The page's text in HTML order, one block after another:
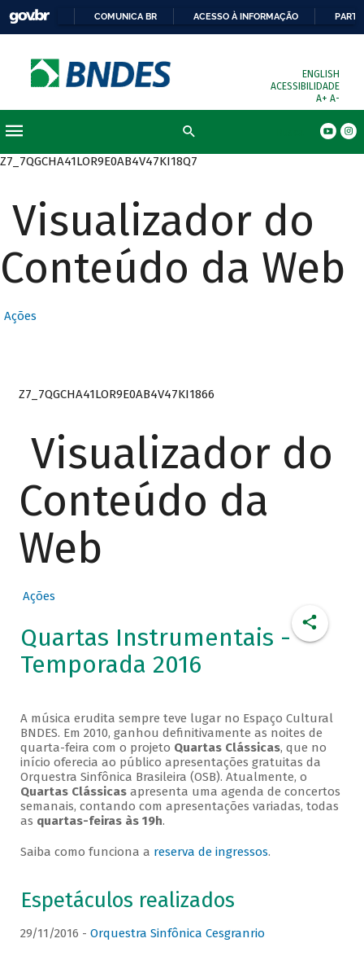
COMUNICA BR ACESSO À INFORMAÇÃO
ENGLISH
ACESSIBILIDADE
A+ A-
Z7_7QGCHA41LOR9E0AB4V47KI18Q7
Visualizador do
Conteúdo da Web
Ações
Z7_7QGCHA41LOR9E0AB4V47KI1866
Visualizador do
Conteúdo da
Web
Ações
Quartas Instrumentais -
Temporada 2016
A música erudita sempre teve lugar no Espaço Cultural
BNDES. Em 2010, ganhou definitivamente as noites de
quarta-feira com o projeto Quartas Clássicas, que no
início oferecia ao público apresentações gratuitas da
Orquestra Sinfônica Brasileira (OSB). Atualmente, o
Quartas Clássicasapresenta uma agenda de concertos
semanais, contando com apresentações variadas, todas
as quartas-feiras às 19h.
Saiba como funciona a reserva de ingressos.
Espetáculos realizados
29/11/2016 - Orquestra Sinfônica Cesgranrio